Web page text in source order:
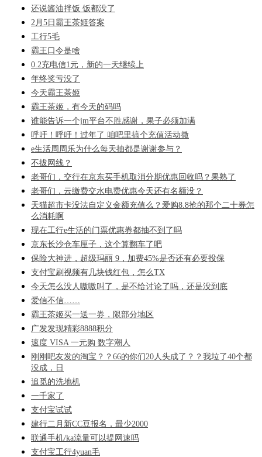
还说酱油拌饭 饭都没了
2月5日霸王茶姬答案
工行5毛
霸王口令是啥
0.2充电信1元，新的一天继续上
年终奖亏没了
今天霸王茶姬
霸王茶姬，有今天的码吗
谁能告诉一个jm平台不胜感谢，果子必须加满
呼吁！呼吁！过年了 咱吧里搞个充值活动撒
e生活周周乐为什么每天抽都是谢谢参与？
不拔网线？
老哥们，交行在京东买手机取消分期优惠回收吗？果熟了
老哥们，云缴费交水电费优惠今天还有名额没？
天猫超市卡没法自定义金额充值么？爱购8.8抢的那个二十券怎
么消耗啊
现在工行e生活的门票优惠券都抽不到了吗
京东长沙仓车厘子，这个算翻车了吧
保险大神进，超级玛丽 9，加费45%是否还有必要投保
支付宝刷视频有几块钱红包，怎么TX
今天怎么没人嗷嗷叫了，是不给讨论了吗，还是没到底
爱信不信……
霸王茶姬买一送一券，限部分地区
广发发现精彩8888积分
速度 VISA 一元购 数字潮人
刚刚吧友发的淘宝？？66的你们20人头成了？？我垃了40个都
没成，日
追觅的洗地机
一千家了
支付宝试试
建行二月新CC豆报名，最少2000
联通手机/ka流量可以提网速吗
支付宝工行4yuan毛